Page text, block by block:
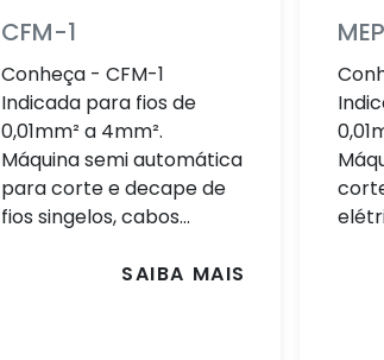
CFM-1
Conheça - CFM-1
Indicada para fios de
0,01mm² a 4mm².
Máquina semi automática
para corte e decape de
fios singelos, cabos...
SAIBA MAIS